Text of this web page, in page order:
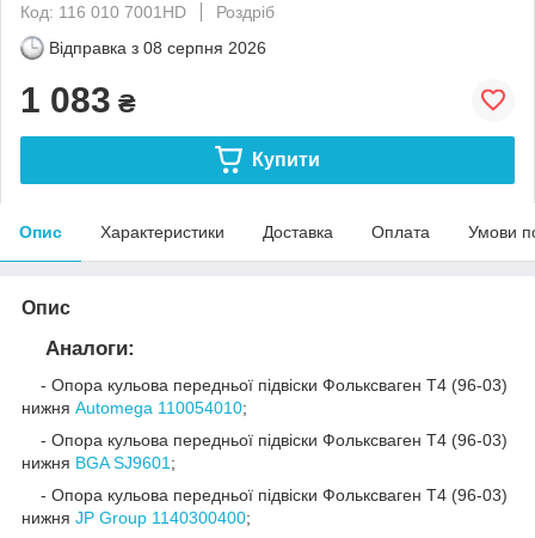
Код: 116 010 7001HD
Роздріб
Відправка з 08 серпня 2026
1 083 ₴
Купити
Опис Характеристики Доставка Оплата Умови
Опис
Аналоги:
- Опора кульова передньої підвіски Фольксваген Т4 (96-03)
нижня Automega 110054010;
- Опора кульова передньої підвіски Фольксваген Т4 (96-03)
нижня BGA SJ9601 ;
- Опора кульова передньої підвіски Фольксваген Т4 (96-03)
нижня JP Group 1140300400;